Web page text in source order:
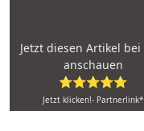
Jetzt diesen Artikel bei
anschauen
⭐⭐⭐⭐⭐
Jetzt klicken!- Partnerlink*